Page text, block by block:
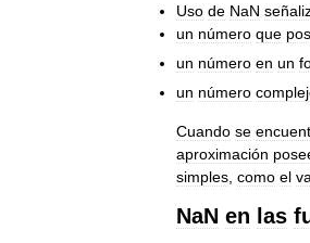
Uso de NaN
un número que
un número en un
un número
Cuando se
aproximación
simples como el
NaN en las